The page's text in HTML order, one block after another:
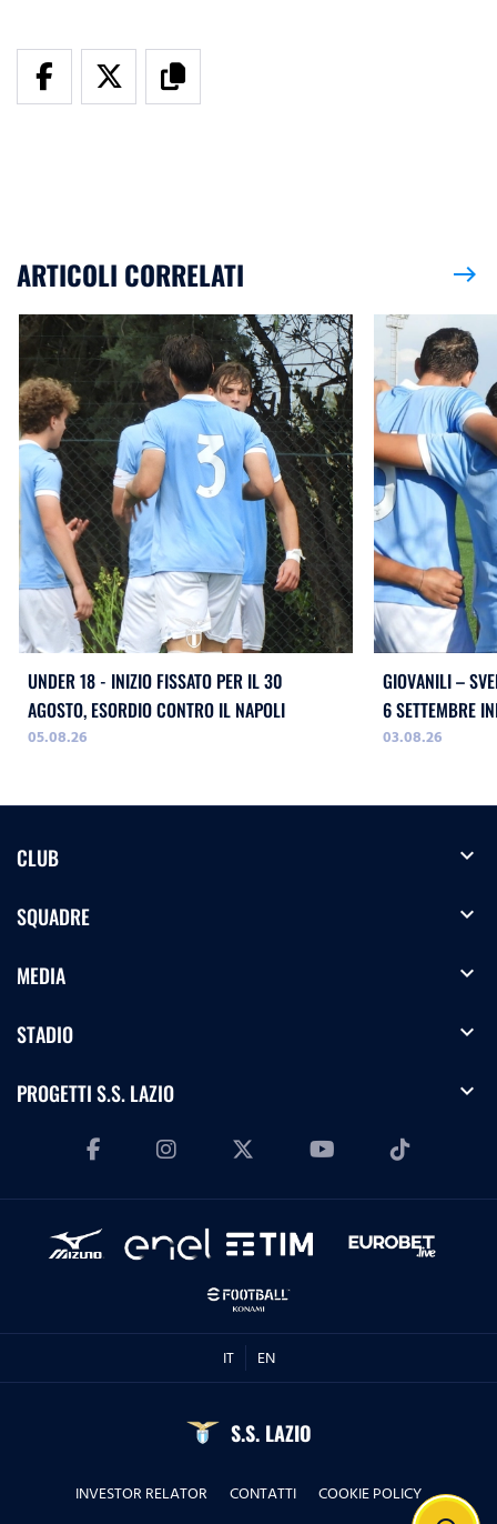
ARTICOLI CORRELATI east
UNDER 18 - INIZIO FISSATO PER IL 30
AGOSTO, ESORDIO CONTRO IL NAPOLI
05.08.26
GIOVANILI –
03.08.26
CLUB expand_more
SQUADRE expand_more
MEDIA expand_more
STADIO expand_more
PROGETTI S.S. LAZIO expand_more
IT EN
S.S. LAZIO
INVESTOR RELATOR CONTATTI
COOKIE POLICY